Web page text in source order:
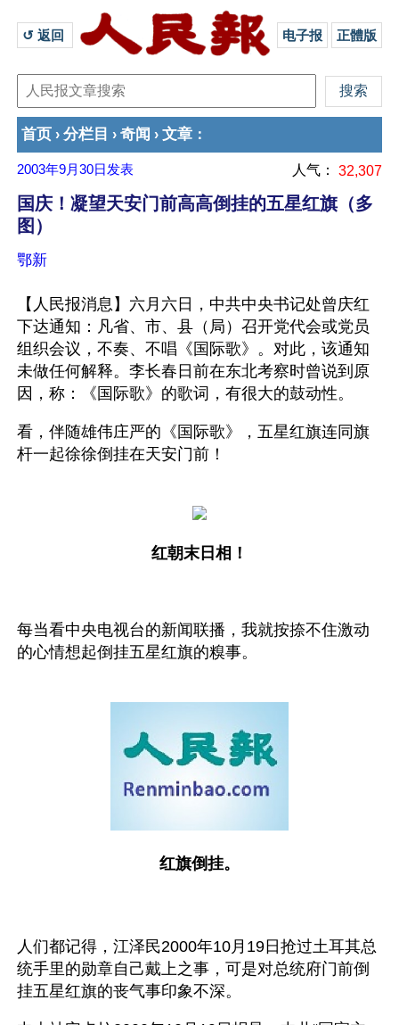
↺ 返回 电子报 正體版
首页 › 分栏目 › 奇闻 › 文章 ：
2003年9月30日 发表 人气： 32,307
国庆！凝望天安门前高高倒挂的五星红旗（多
图）
鄂新
【人民报消息】六月六日，中共中央书记处曾庆红
下达通知：凡省、市、县（局）召开党代会或党员
组织会议，不奏、不唱《国际歌》。对此，该通知
未做任何解释。李长春日前在东北考察时曾说到原
因，称：《国际歌》的歌词，有很大的鼓动性。
看，伴随雄伟庄严的《国际歌》，五星红旗连同旗
杆一起徐徐倒挂在天安门前！
红朝末日相！
每当看中央电视台的新闻联播，我就按捺不住激动
的心情想起倒挂五星红旗的糗事。
红旗倒挂。
人们都记得，江泽民2000年10月19日抢过土耳其总
统手里的勋章自己戴上之事，可是对总统府门前倒
挂五星红旗的丧气事印象不深。